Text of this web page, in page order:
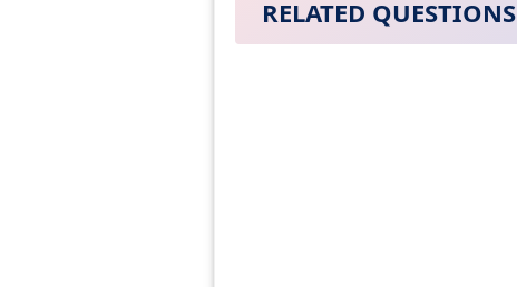
RELATED QUESTIONS